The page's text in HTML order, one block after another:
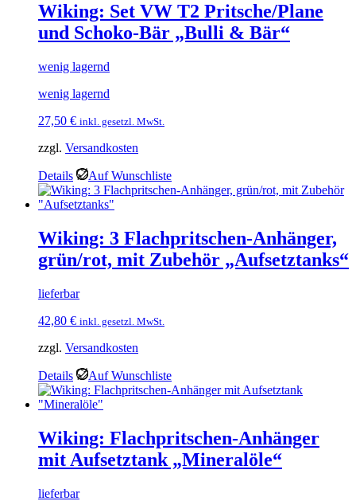
Wiking: Set VW T2 Pritsche/Plane
und Schoko-Bär „Bulli & Bär“
wenig lagernd
wenig lagernd
27,50 € inkl. gesetzl. MwSt.
zzgl. Versandkosten
Details Auf Wunschliste
Wiking: 3 Flachpritschen-Anhänger,
grün/rot, mit Zubehör „Aufsetztanks“
lieferbar
42,80 € inkl. gesetzl. MwSt.
zzgl. Versandkosten
Details Auf Wunschliste
Wiking: Flachpritschen-Anhänger
mit Aufsetztank „Mineralöle“
lieferbar